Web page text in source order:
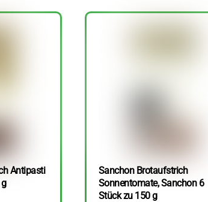
Antipasti
Sanchon Brotaufstrich
Sonnentomate, Sanchon 6
Stück zu 150 g